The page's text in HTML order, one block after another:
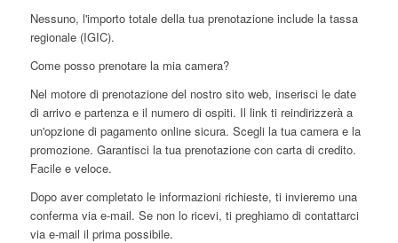
Nessuno, l'importo totale della tua prenotazione include la tassa
regionale (IGIC).
Come posso prenotare la mia camera?
Nel motore di prenotazione del nostro sito web, inserisci le date
di arrivo e partenza e il numero di ospiti. Il link ti reindirizzerà a
un'opzione di pagamento online sicura. Scegli la tua camera e la
promozione. Garantisci la tua prenotazione con carta di credito.
Facile e veloce.
Dopo aver completato le informazioni richieste, ti invieremo una
conferma via e-mail. Se non lo ricevi, ti preghiamo di contattarci
via e-mail il prima possibile.